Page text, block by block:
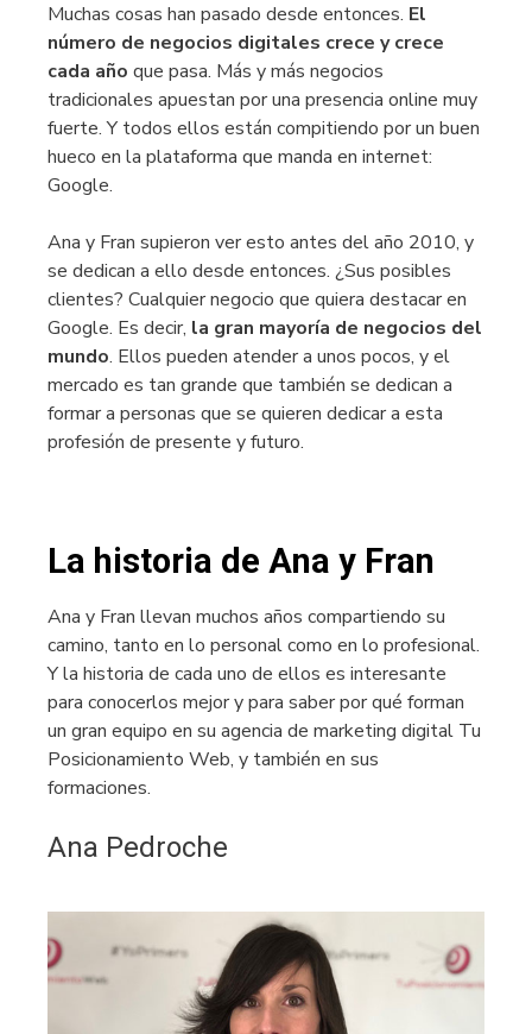
Muchas cosas han pasado desde entonces. El
número de negocios digitales crece y crece
cada año que pasa. Más y más negocios
tradicionales apuestan por una presencia online muy
fuerte. Y todos ellos están compitiendo por un buen
hueco en la plataforma que manda en internet:
Google.
Ana y Fran supieron ver esto antes del año 2010, y
se dedican a ello desde entonces. ¿Sus posibles
clientes? Cualquier negocio que quiera destacar en
Google. Es decir, la gran mayoría de negocios del
mundo. Ellos pueden atender a unos pocos, y el
mercado es tan grande que también se dedican a
formar a personas que se quieren dedicar a esta
profesión de presente y futuro.
La historia de Ana y Fran
Ana y Fran llevan muchos años compartiendo su
camino, tanto en lo personal como en lo profesional.
Y la historia de cada uno de ellos es interesante
para conocerlos mejor y para saber por qué forman
un gran equipo en su agencia de marketing digital Tu
Posicionamiento Web, y también en sus
formaciones.
Ana Pedroche